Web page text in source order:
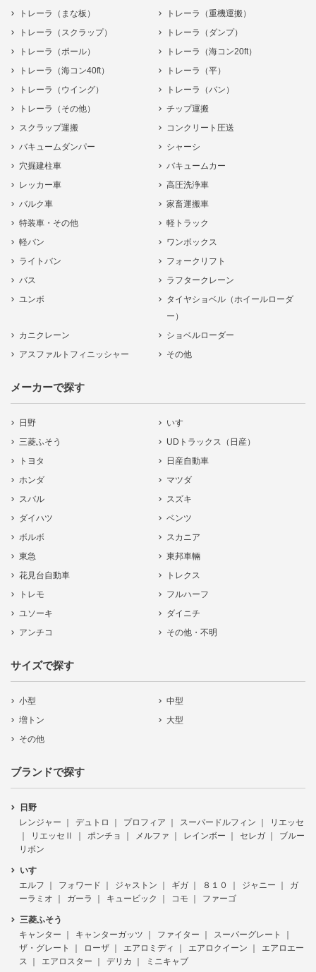
トレーラ（まな板）
トレーラ（重機運搬）
トレーラ（スクラップ）
トレーラ（ダンプ）
トレーラ（ポール）
トレーラ（海コン20ft）
トレーラ（海コン40ft）
トレーラ（平）
トレーラ（ウイング）
トレーラ（バン）
トレーラ（その他）
チップ運搬
スクラップ運搬
コンクリート圧送
バキュームダンパー
シャーシ
穴掘建柱車
バキュームカー
レッカー車
高圧洗浄車
バルク車
家畜運搬車
特装車・その他
軽トラック
軽バン
ワンボックス
ライトバン
フォークリフト
バス
ラフタークレーン
ユンボ
タイヤショベル（ホイールローダ
ー）
カニクレーン
ショベルローダー
アスファルトフィニッシャー
その他
メーカーで探す
日野
いすゞ
三菱ふそう
UDトラックス（日産）
トヨタ
日産自動車
ホンダ
マツダ
スバル
スズキ
ダイハツ
ベンツ
ボルボ
スカニア
東急
東邦車輛
花見台自動車
トレクス
トレモ
フルハーフ
ユソーキ
ダイニチ
アンチコ
その他・不明
サイズで探す
小型
中型
増トン
大型
その他
ブランドで探す
日野
レンジャー
デュトロ プロフィア スーパードルフィン
リエッセ
リエッセⅡ
ポンチョ メルファ レインボー セレガ
ブルー
リボン
いすゞ
エルフ
フォワード ジャストン ギガ ８１０ ジャニー
ガ
ーラミオ
ガーラ キュービック コモ ファーゴ
三菱ふそう
キャンター
キャンターガッツ ファイター
スーパーグレート
ザ・グレート
ローザ エアロミディ エアロクイーン
エアロエー
ス
エアロスター デリカ ミニキャブ